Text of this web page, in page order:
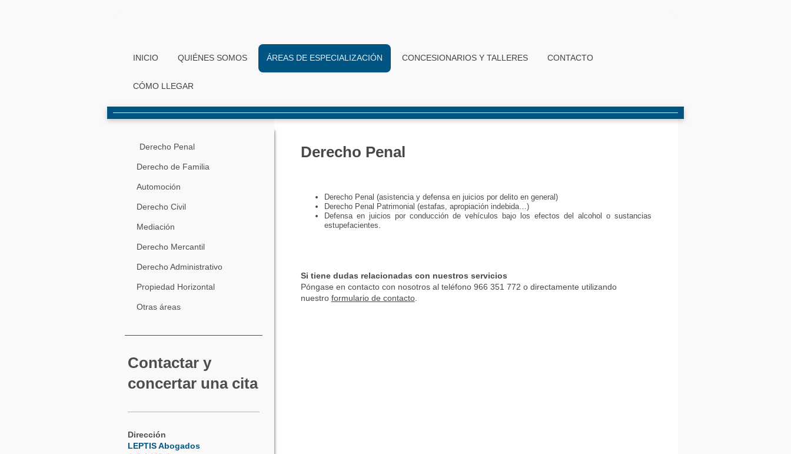
INICIO QUIÉNES SOMOS ÁREAS DE ESPECIALIZACIÓN CONCESIONARIOS Y TALLERES CONTACTO
CÓMO LLEGAR
Derecho Penal
Derecho Penal (asistencia y defensa en juicios por delito en general)
Derecho Penal Patrimonial (estafas, apropiación indebida…)
Defensa en juicios por conducción de vehículos bajo los efectos del alcohol o sustancias
estupefacientes.
Si tiene dudas relacionadas con nuestros servicios
Póngase en contacto con nosotros al teléfono 966 351 772 o directamente utilizando
nuestro formulario de contacto.
Derecho Penal
Derecho de Familia
Automoción
Derecho Civil
Mediación
Derecho Mercantil
Derecho Administrativo
Propiedad Horizontal
Otras áreas
Contactar y
concertar una cita
Dirección
LEPTIS Abogados